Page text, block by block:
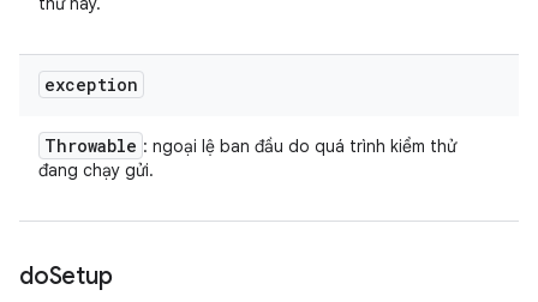
exception
Throwable : ngoại lệ ban đầu do quá trình kiểm thử
đang chạy gửi.
doSetup